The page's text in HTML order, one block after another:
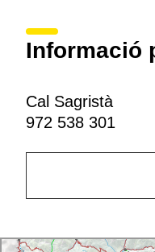
Informació
Cal Sagristà
972 538 301